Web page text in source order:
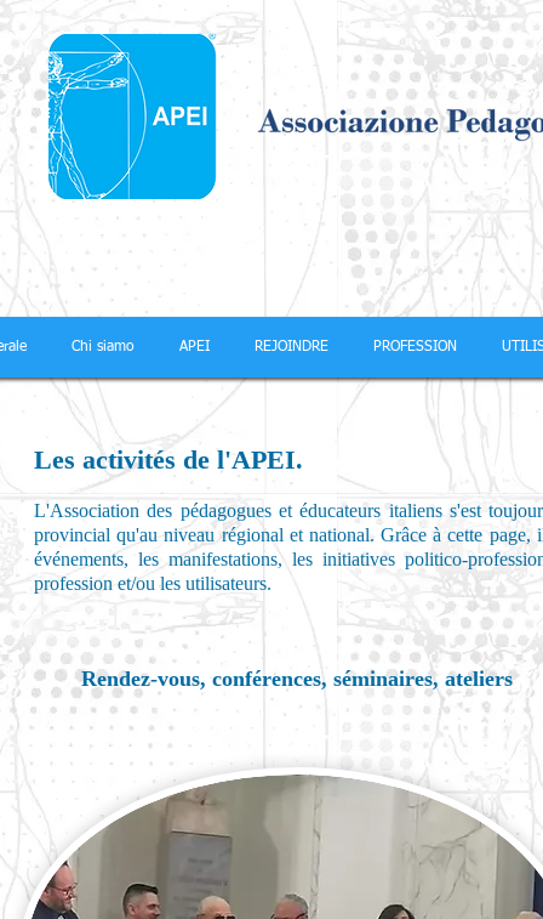
Chi siamo APEI REJOINDRE PROFESSION
Les activités de l'APEI.
L'Association des pédagogues et éducateurs italiens s'est
provincial qu'au niveau régional et national. Grâce à cette page,
événements, les manifestations, les initiatives politico-
profession et/ou les utilisateurs.
Rendez-vous, conférences, séminaires, ateliers